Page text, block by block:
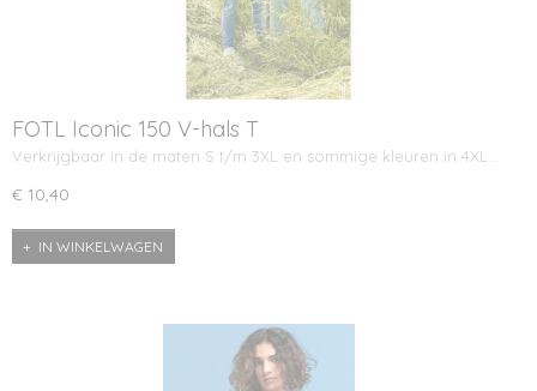
FOTL Iconic 150 V-hals T
Verkrijgbaar in de maten S t/m 3XL en sommige kleuren in 4XL…
€ 10,40
IN WINKELWAGEN